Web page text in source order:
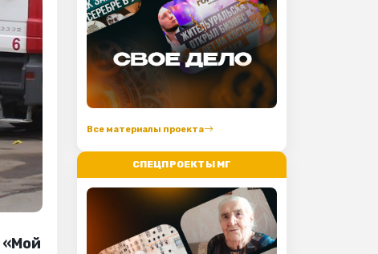
«Мой
Все материалы проекта
СПЕЦПРОЕКТЫ МГ